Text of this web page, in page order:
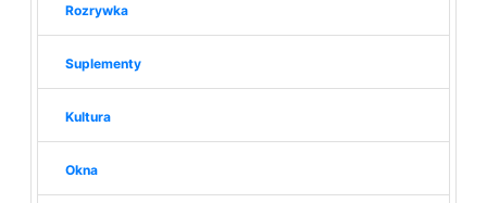
Rozrywka
Suplementy
Kultura
Okna